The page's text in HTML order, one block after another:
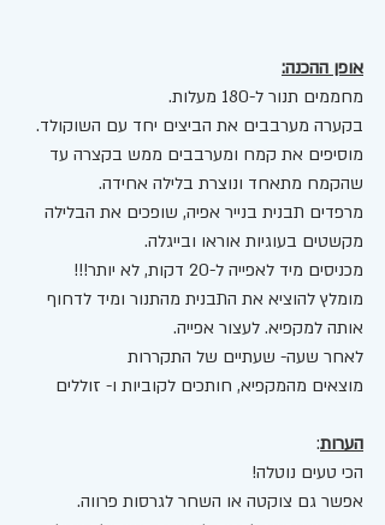
אופן ההכנה:
מחממים תנור ל-180 מעלות.
בקערה מערבבים את הביצים יחד עם השוקולד.
מוסיפים את קמח ומערבבים ממש בקצרה עד
שהקמח מתאחד ונוצרת בלילה אחידה.
מרפדים תבנית בנייר אפיה, שופכים את הבלילה
מקשטים בעוגיות אוראו ובייגלה.
מכניסים מיד לאפייה ל-20 דקות, לא יותר!!!
מומלץ להוציא את התבנית מהתנור ומיד לדחוף
אותה למקפיא. לעצור אפייה.
לאחר שעה- שעתיים של התקררות
מוצאים מהמקפיא, חותכים לקוביות ו- זוללים
הערות:
הכי טעים נוטלה!
אפשר גם צוקטה או השחר לגרסות פרווה.